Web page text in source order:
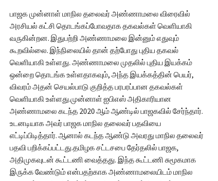
பாஜக முன்னாள் மாநில தலைவர் அண்ணாமலை விரைவில்
அரசியல் கட்சி தொடங்கப்போவதாக தகவல்கள் வெளியாகி
வருகின்றன. இதுபற்றி அண்ணாமலை இன்னும் எதுவும்
கூறவில்லை. இந்நிலையில் தான் தற்போது புதிய தகவல்
வெளியாகி உள்ளது. அண்ணாமலை முதலில் புதிய இயக்கம்
ஒன்றை தொடங்க உள்ளதாகவும், அந்த இயக்கத்தின் பெயர்,
விவரம் அதன் செயல்பாடு குறித்த பரபரப்பான தகவல்கள்
வெளியாகி உள்ளது.முன்னாள் ஐபிஎஸ் அதிகாரியான
அண்ணாமலை கடந்த 2020 ஆம் ஆண்டில் பாஜகவில் சேர்ந்தார்.
உடனடியாக அவர் பாஜக மாநில தலைவர் பதவியை
எட்டிப்பிடித்தார். ஆனால் கடந்த ஆண்டு அவரது மாநில தலைவர்
பதவி பறிக்கப்பட்டது.தமிழக சட்டசபை தேர்தலில் பாஜக,
அதிமுகவுடன் கூட்டணி வைத்தது. இந்த கூட்டணி சுமூகமாக
இருக்க வேண்டும் என்பதற்காக அண்ணாமலையிடம் மாநில